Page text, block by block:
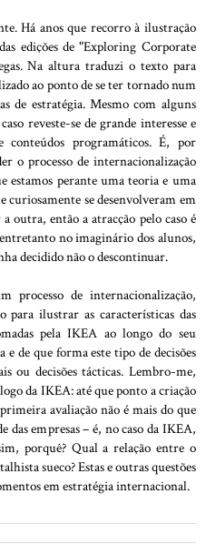
Há anos que recorro à ilustração
edições de "Exploring Corporate
Na altura traduzi o texto para
ao ponto de se ter tornado num
de estratégia. Mesmo com alguns
reveste-se de grande interesse e
conteúdos programáticos. É, por
o processo de internacionalização
estamos perante uma teoria e uma
curiosamente se desenvolveram em
outra, então a atracção pelo caso é
no imaginário dos alunos,
decidido não o descontinuar.
processo de internacionalização,
ilustrar as características das
pela IKEA ao longo do seu
de que forma este tipo de decisões
ou decisões tácticas. Lembro-me,
da IKEA: até que ponto a criação
avaliação não é mais do que
das empresas – é, no caso da IKEA,
porquê? Qual a relação entre o
sueco? Estas e outras questões
em estratégia internacional.